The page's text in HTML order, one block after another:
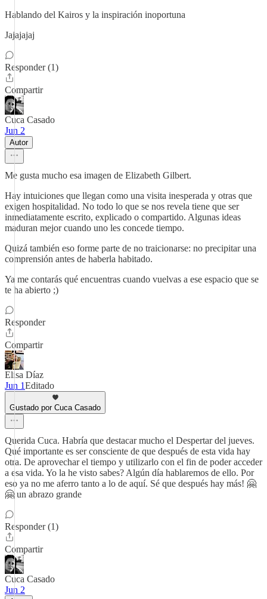
Hablando del Kairos y la inspiración inoportuna
Jajajajaj
Responder (1)
Compartir
Cuca Casado
Jun 2
Autor
Me gusta mucho esa imagen de Elizabeth Gilbert.
Hay intuiciones que llegan como una visita inesperada y otras que
exigen hospitalidad. No todo lo que se nos revela tiene que ser
inmediatamente escrito, explicado o compartido. Algunas ideas
maduran mejor cuando uno les concede tiempo.
Quizá también eso forme parte de no traicionarse: no precipitar una
comprensión antes de haberla habitado.
Ya me contarás qué encuentras cuando vuelvas a ese espacio que se
te ha abierto ;)
Responder
Compartir
Elisa Díaz
Jun 1Editado
Gustado por Cuca Casado
Querida Cuca. Habría que destacar mucho el Despertar del jueves.
Qué importante es ser consciente de que después de esta vida hay
otra. De aprovechar el tiempo y utilizarlo con el fin de poder acceder
a esa vida. Yo la he visto sabes? Algún día hablaremos de ello. Por
eso ya no me aferro tanto a lo de aquí. Sé que después hay más! 🤗
🤗 un abrazo grande
Responder (1)
Compartir
Cuca Casado
Jun 2